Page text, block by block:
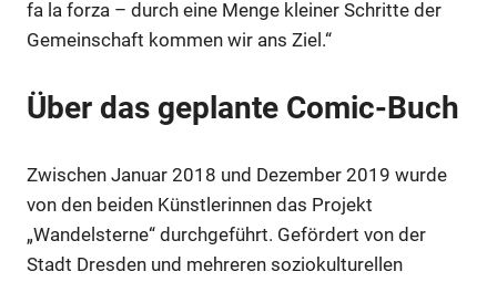
fa la forza – durch eine Menge kleiner Schritte der
Gemeinschaft kommen wir ans Ziel.“
Über das geplante Comic-Buch
Zwischen Januar 2018 und Dezember 2019 wurde
von den beiden Künstlerinnen das Projekt
„Wandelsterne“ durchgeführt. Gefördert von der
Stadt Dresden und mehreren soziokulturellen